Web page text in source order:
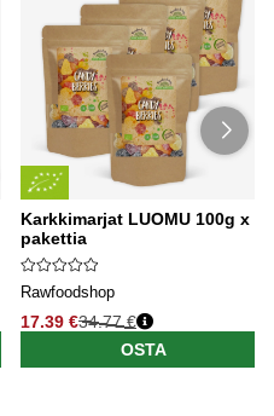
Karkkimarjat LUOMU 100g x 5
pakettia
Rawfoodshop
17.39 €34.77 €
OSTA